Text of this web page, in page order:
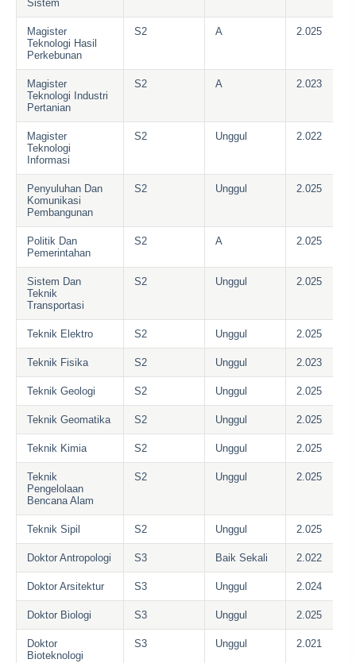
Sistem
Magister
Teknologi Hasil
Perkebunan
S2 A 2.025
Magister
Teknologi Industri
Pertanian
S2 A 2.023
Magister
Teknologi
Informasi
S2 Unggul 2.022
Penyuluhan Dan
Komunikasi
Pembangunan
S2 Unggul 2.025
Politik Dan
Pemerintahan
S2 A 2.025
Sistem Dan
Teknik
Transportasi
S2 Unggul 2.025
Teknik Elektro S2 Unggul 2.025
Teknik Fisika S2 Unggul 2.023
Teknik Geologi S2 Unggul 2.025
Teknik Geomatika S2 Unggul 2.025
Teknik Kimia S2 Unggul 2.025
Teknik
Pengelolaan
Bencana Alam
S2 Unggul 2.025
Teknik Sipil S2 Unggul 2.025
Doktor Antropologi S3 Baik Sekali 2.022
Doktor Arsitektur S3 Unggul 2.024
Doktor Biologi S3 Unggul 2.025
Doktor
Bioteknologi
S3 Unggul 2.021